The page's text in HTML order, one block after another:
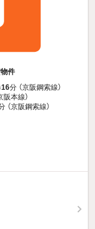
件
16分 （京阪鋼索線）
阪本線）
（京阪鋼索線）